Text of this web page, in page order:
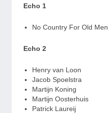
Echo 1
No Country For Old Men
Echo 2
Henry van Loon
Jacob Spoelstra
Martijn Koning
Martijn Oosterhuis
Patrick Laureij